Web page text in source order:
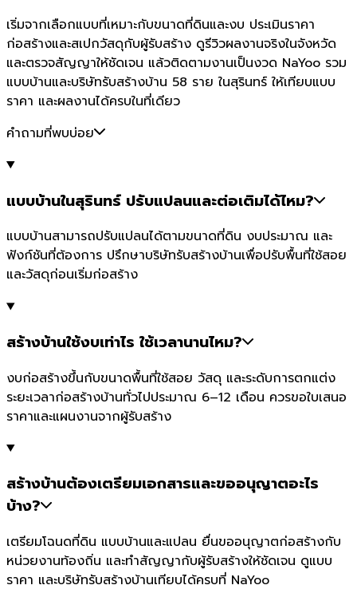
เริ่มจากเลือกแบบที่เหมาะกับขนาดที่ดินและงบ ประเมินราคา
ก่อสร้างและสเปกวัสดุกับผู้รับสร้าง ดูรีวิวผลงานจริงในจังหวัด
และตรวจสัญญาให้ชัดเจน แล้วติดตามงานเป็นงวด NaYoo รวม
แบบบ้านและบริษัทรับสร้างบ้าน 58 ราย ในสุรินทร์ ให้เทียบแบบ
ราคา และผลงานได้ครบในที่เดียว
คำถามที่พบบ่อย
แบบบ้านในสุรินทร์ ปรับแปลนและต่อเติมได้ไหม?
แบบบ้านสามารถปรับแปลนได้ตามขนาดที่ดิน งบประมาณ และ
ฟังก์ชันที่ต้องการ ปรึกษาบริษัทรับสร้างบ้านเพื่อปรับพื้นที่ใช้สอย
และวัสดุก่อนเริ่มก่อสร้าง
สร้างบ้านใช้งบเท่าไร ใช้เวลานานไหม?
งบก่อสร้างขึ้นกับขนาดพื้นที่ใช้สอย วัสดุ และระดับการตกแต่ง
ระยะเวลาก่อสร้างบ้านทั่วไปประมาณ 6–12 เดือน ควรขอใบเสนอ
ราคาและแผนงานจากผู้รับสร้าง
สร้างบ้านต้องเตรียมเอกสารและขออนุญาตอะไร
บ้าง?
เตรียมโฉนดที่ดิน แบบบ้านและแปลน ยื่นขออนุญาตก่อสร้างกับ
หน่วยงานท้องถิ่น และทำสัญญากับผู้รับสร้างให้ชัดเจน ดูแบบ
ราคา และบริษัทรับสร้างบ้านเทียบได้ครบที่ NaYoo